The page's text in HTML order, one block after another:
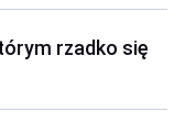
rzadko się